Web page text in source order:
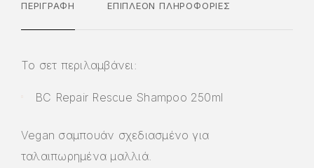
ΠΕΡΙΓΡΑΦΉ ΕΠΙΠΛΈΟΝ ΠΛΗΡΟΦΟΡΊΕΣ
Το σετ περιλαμβάνει:
BC Repair Rescue Shampoo 250ml
Vegan σαμπουάν σχεδιασμένο για
ταλαιπωρημένα μαλλιά.